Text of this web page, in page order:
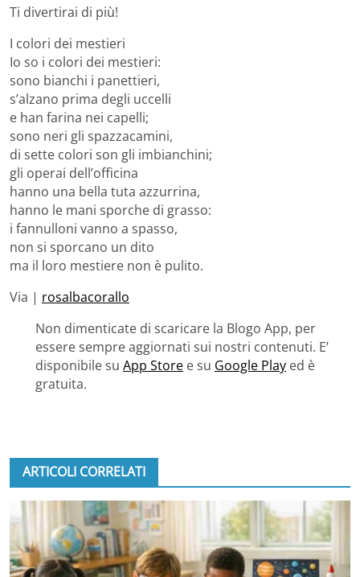
Ti divertirai di più!
I colori dei mestieri
Io so i colori dei mestieri:
sono bianchi i panettieri,
s’alzano prima degli uccelli
e han farina nei capelli;
sono neri gli spazzacamini,
di sette colori son gli imbianchini;
gli operai dell’officina
hanno una bella tuta azzurrina,
hanno le mani sporche di grasso:
i fannulloni vanno a spasso,
non si sporcano un dito
ma il loro mestiere non è pulito.
Via | rosalbacorallo
Non dimenticate di scaricare la Blogo App, per
essere sempre aggiornati sui nostri contenuti. E’
disponibile su App Store e su Google Play ed è
gratuita.
ARTICOLI CORRELATI